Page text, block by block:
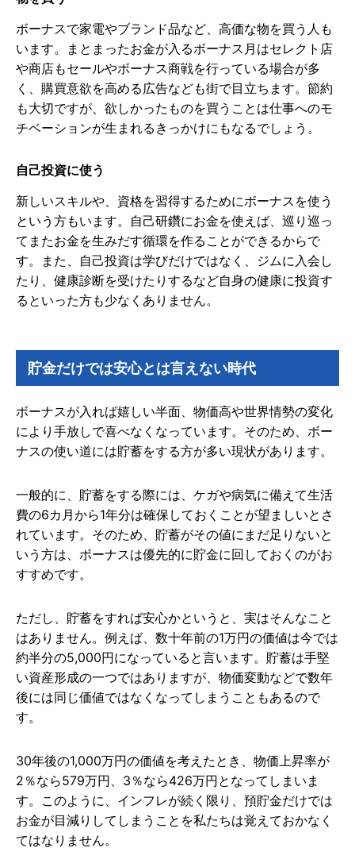
ボーナスで家電やブランド品など、高価な物を買う人も
います。まとまったお金が入るボーナス月はセレクト店
や商店もセールやボーナス商戦を行っている場合が多
く、購買意欲を高める広告なども街で目立ちます。節約
も大切ですが、欲しかったものを買うことは仕事へのモ
チベーションが生まれるきっかけにもなるでしょう。
自己投資に使う
新しいスキルや、資格を習得するためにボーナスを使う
という方もいます。自己研鑽にお金を使えば、巡り巡っ
てまたお金を生みだす循環を作ることができるからで
す。また、自己投資は学びだけではなく、ジムに入会し
たり、健康診断を受けたりするなど自身の健康に投資す
るといった方も少なくありません。
貯金だけでは安心とは言えない時代
ボーナスが入れば嬉しい半面、物価高や世界情勢の変化
により手放しで喜べなくなっています。そのため、ボー
ナスの使い道には貯蓄をする方が多い現状があります。
一般的に、貯蓄をする際には、ケガや病気に備えて生活
費の6カ月から1年分は確保しておくことが望ましいとさ
れています。そのため、貯蓄がその値にまだ足りないと
いう方は、ボーナスは優先的に貯金に回しておくのがお
すすめです。
ただし、貯蓄をすれば安心かというと、実はそんなこと
はありません。例えば、数十年前の1万円の価値は今では
約半分の5,000円になっていると言います。貯蓄は手堅
い資産形成の一つではありますが、物価変動などで数年
後には同じ価値ではなくなってしまうこともあるので
す。
30年後の1,000万円の価値を考えたとき、物価上昇率が
2％なら579万円、3％なら426万円となってしまいま
す。このように、インフレが続く限り、預貯金だけでは
お金が目減りしてしまうことを私たちは覚えておかなく
てはなりません。